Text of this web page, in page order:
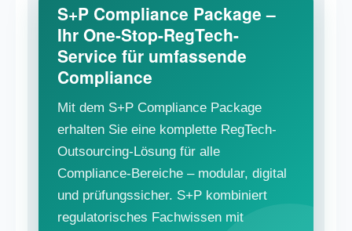
S+P Compliance Package –
Ihr One-Stop-RegTech-
Service für umfassende
Compliance
Mit dem S+P Compliance Package
erhalten Sie eine komplette RegTech-
Outsourcing-Lösung für alle
Compliance-Bereiche – modular, digital
und prüfungssicher. S+P kombiniert
regulatorisches Fachwissen mit